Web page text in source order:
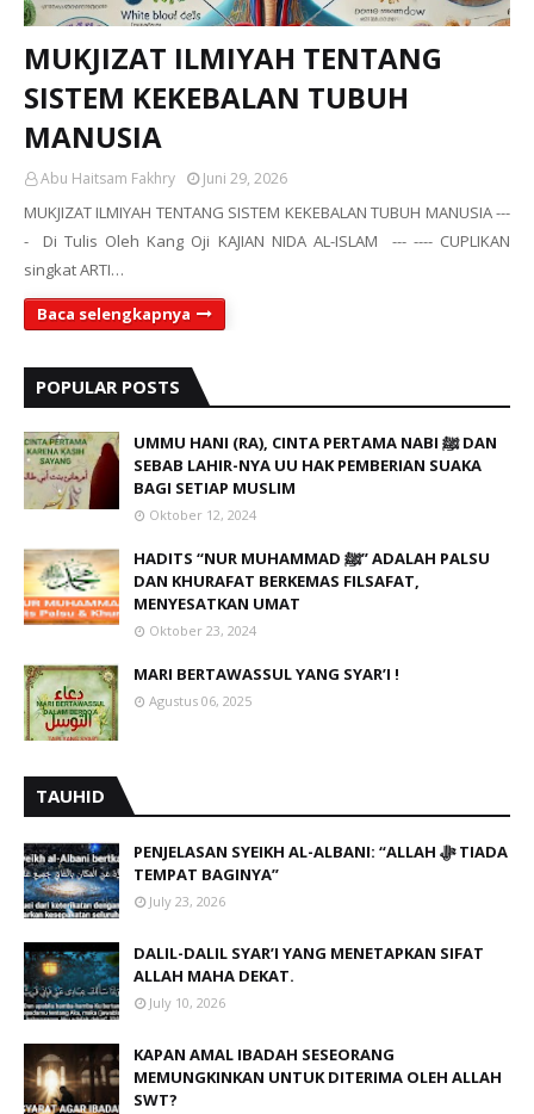
MUKJIZAT ILMIYAH TENTANG
SISTEM KEKEBALAN TUBUH
MANUSIA
Abu Haitsam Fakhry Juni 29, 2026
MUKJIZAT ILMIYAH TENTANG SISTEM KEKEBALAN TUBUH MANUSIA ---
- Di Tulis Oleh Kang Oji KAJIAN NIDA AL-ISLAM --- ---- CUPLIKAN
singkat ARTI…
Baca selengkapnya
POPULAR POSTS
UMMU HANI (RA), CINTA PERTAMA NABI ﷺ DAN
SEBAB LAHIR-NYA UU HAK PEMBERIAN SUAKA
BAGI SETIAP MUSLIM
Oktober 12, 2024
HADITS “NUR MUHAMMAD ﷺ” ADALAH PALSU
DAN KHURAFAT BERKEMAS FILSAFAT,
MENYESATKAN UMAT
Oktober 23, 2024
MARI BERTAWASSUL YANG SYAR’I !
Agustus 06, 2025
TAUHID
PENJELASAN SYEIKH AL-ALBANI: “ALLAH ﷻ TIADA
TEMPAT BAGINYA”
July 23, 2026
DALIL-DALIL SYAR’I YANG MENETAPKAN SIFAT
ALLAH MAHA DEKAT.
July 10, 2026
KAPAN AMAL IBADAH SESEORANG
MEMUNGKINKAN UNTUK DITERIMA OLEH ALLAH
SWT?